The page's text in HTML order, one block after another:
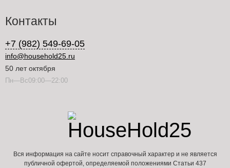
Контакты
+7 (982) 549-69-05
info@household25.ru
50 лет октября
Пн—Вс09:00—22:00
Вся информация на сайте носит справочный характер и не является
публичной офертой, определяемой положениями Статьи 437